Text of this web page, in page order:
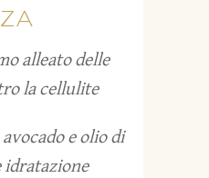
alleato delle
la cellulite
e olio di